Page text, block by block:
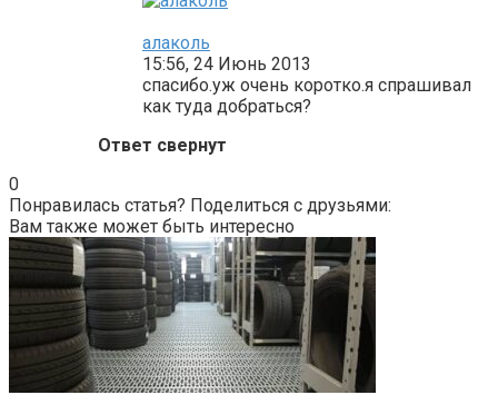
алаколь
15:56, 24 Июнь 2013
спасибо.уж очень коротко.я спрашивал
как туда добраться?
Ответ свернут
0
Понравилась статья? Поделиться с друзьями:
Вам также может быть интересно